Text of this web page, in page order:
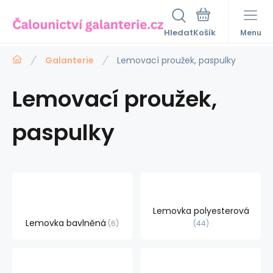
Hledat Menu
Galanterie Lemovací proužek, paspulky
Lemovací proužek,
paspulky
Lemovka bavlněná 6
Lemovka polyesterová
44